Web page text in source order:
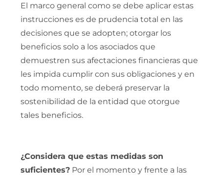
El marco general como se debe aplicar estas
instrucciones es de prudencia total en las
decisiones que se adopten; otorgar los
beneficios solo a los asociados que
demuestren sus afectaciones financieras que
les impida cumplir con sus obligaciones y en
todo momento, se deberá preservar la
sostenibilidad de la entidad que otorgue
tales beneficios.
¿Considera que estas medidas son
suficientes? Por el momento y frente a las